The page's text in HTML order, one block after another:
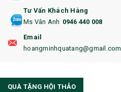
18. ẤM CHÉN QUÀ TẶNG
19. ĐỒNG HỒ TREO TƯỜNG
22. ĐỒNG HỒ ĐỂ BÀN
Tư Vấn Khách Hàng
Ms Vân Anh 0946 440 008
Email
hoangminhquatang@gmail.com
QUÀ TẶNG HỘI THẢO